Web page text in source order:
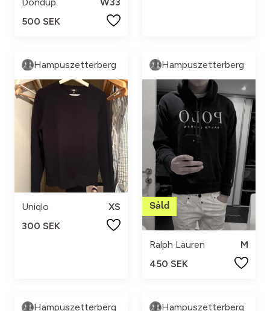
Dondup
W33
500 SEK
Hampuszetterberg
Uniqlo
XS
300 SEK
Hampuszetterberg
Ralph Lauren
M
450 SEK
Hampuszetterberg Hampuszetterberg